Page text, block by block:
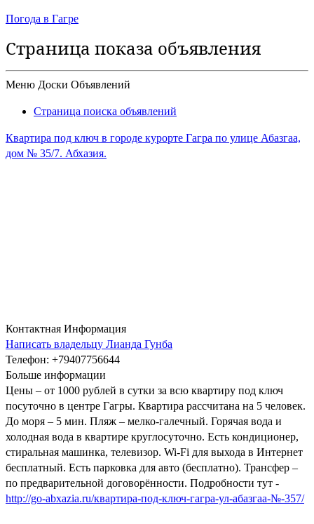
Погода в Гагре
Страница показа объявления
Меню Доски Объявлений
Страница поиска объявлений
Квартира под ключ в городе курорте Гагра по улице Абазгаа,
дом № 35/7. Абхазия.
Контактная Информация
Написать владельцу Лианда Гунба
Телефон: +79407756644
Больше информации
Цены – от 1000 рублей в сутки за всю квартиру под ключ
посуточно в центре Гагры. Квартира рассчитана на 5 человек.
До моря – 5 мин. Пляж – мелко-галечный. Горячая вода и
холодная вода в квартире круглосуточно. Есть кондиционер,
стиральная машинка, телевизор. Wi-Fi для выхода в Интернет
бесплатный. Есть парковка для авто (бесплатно). Трансфер –
по предварительной договорённости. Подробности тут -
http://go-abxazia.ru/квартира-под-ключ-гагра-ул-абазгаа-№-357/